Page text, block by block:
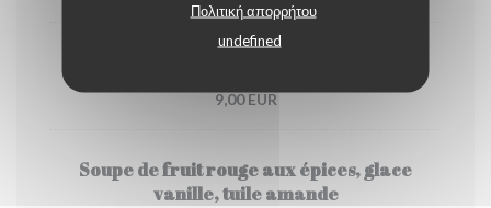
Πολιτική απορρήτου
undefined
9,00 EUR
Soupe de fruit rouge aux épices, glace
vanille, tuile amande